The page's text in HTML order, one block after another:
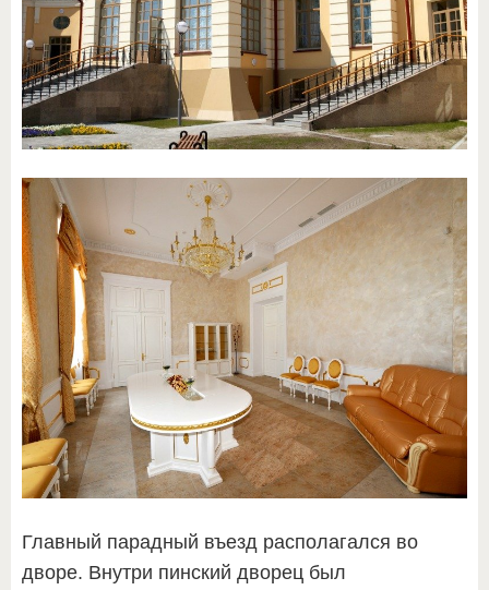
Главный парадный въезд располагался во
дворе. Внутри пинский дворец был